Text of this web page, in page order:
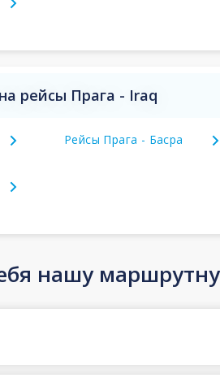
рейсы Прага - Iraq
Рейсы Прага - Басра
нашу